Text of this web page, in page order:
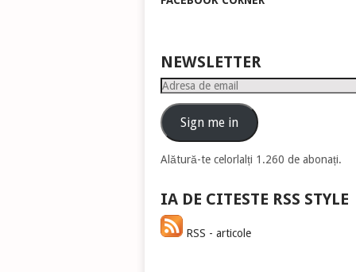
NEWSLETTER
Adresa
emailSign me in
Alătură-te celorlalți 1.260 de abonați.
IA DE CITESTE RSS STYLE
RSS - articole